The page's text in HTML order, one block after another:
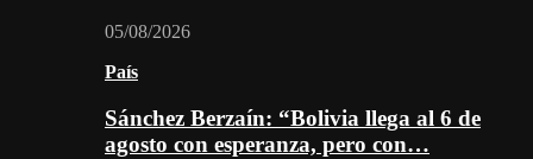
05/08/2026
País
Sánchez Berzaín: “Bolivia llega al 6 de
agosto con esperanza, pero con…